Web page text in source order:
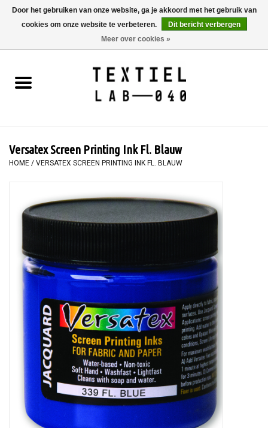
0 Artikelen - €0,00
BOEKEN
SCHILDEREN
SPECIALS
TOOLS
Versatex Screen Printing Ink Fl. Blauw
HOME / VERSATEX SCREEN PRINTING INK FL. BLAUW
Door het gebruiken van onze website, ga je akkoord met het gebruik van
cookies om onze website te verbeteren.
Dit bericht verbergen
Meer over cookies »